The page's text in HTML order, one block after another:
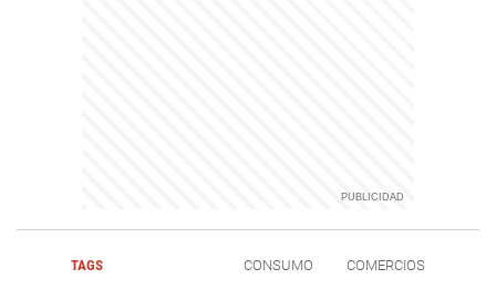
TAGS CONSUMO COMERCIOS